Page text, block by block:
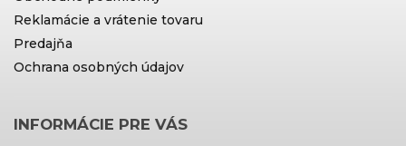
Reklamácie a vrátenie tovaru
Predajňa
Ochrana osobných údajov
INFORMÁCIE PRE VÁS